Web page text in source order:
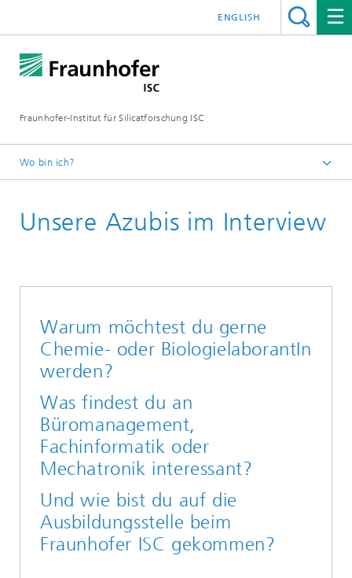
Fraunhofer-Institut für Silicatforschung ISC
ENGLISH
Wo bin ich?
Job und Karriere
Unsere Azubis im Interview
Warum möchtest du gerne
Chemie- oder BiologielaborantIn
werden?
Was findest du an
Büromanagement,
Fachinformatik oder
Mechatronik interessant?
Und wie bist du auf die
Ausbildungsstelle beim
Fraunhofer ISC gekommen?